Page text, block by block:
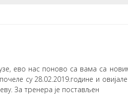
ево нас поново са вама са
су 28.02.2019.године и овијале
За тренера је постављен